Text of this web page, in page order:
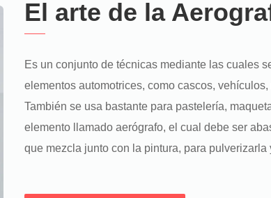
El arte de la
Es un conjunto de técnicas mediante las cuales
elementos automotrices, como cascos, vehículos,
También se usa bastante para pastelería,
elemento llamado aerógrafo, el cual debe ser
que mezcla junto con la pintura, para